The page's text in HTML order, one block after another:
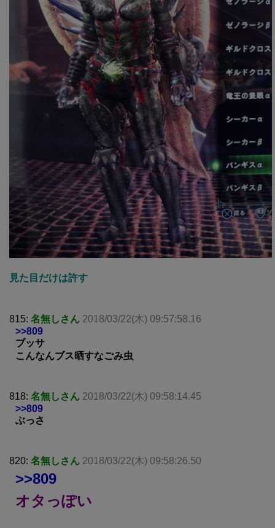
見た目だけは許す
815: 名無しさん 2018/03/22(木) 09:57:58.16
>>809
ブッサ
こんなんブス晒すなごみ虫
818: 名無しさん 2018/03/22(木) 09:58:14.45
>>809
ぶっさ
820: 名無しさん 2018/03/22(木) 09:58:26.50
>>809
オタっぽい